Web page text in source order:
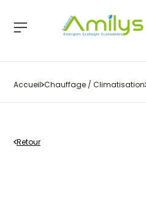
Accueil Chauffage / Climatisation
Retour